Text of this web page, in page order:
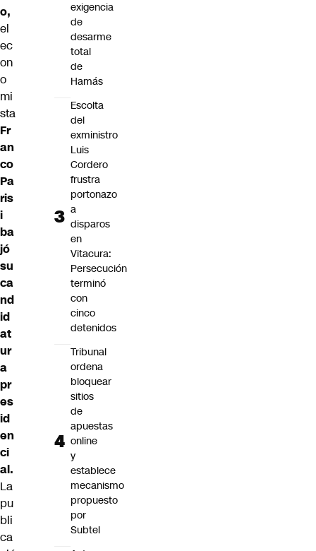
o,
el
ec
on
o
mi
sta
Fr
an
co
Pa
ris
i
ba
jó
su
ca
nd
id
at
ur
a
pr
es
id
en
ci
al.
La
pu
bli
ca
exigencia
de
desarme
total
de
Hamás
Escolta
del
exministro
Luis
Cordero
frustra
portonazo
a
disparos
en
Vitacura:
Persecución
terminó
con
cinco
detenidos
Tribunal
ordena
bloquear
sitios
de
apuestas
online
y
establece
mecanismo
propuesto
por
Subtel